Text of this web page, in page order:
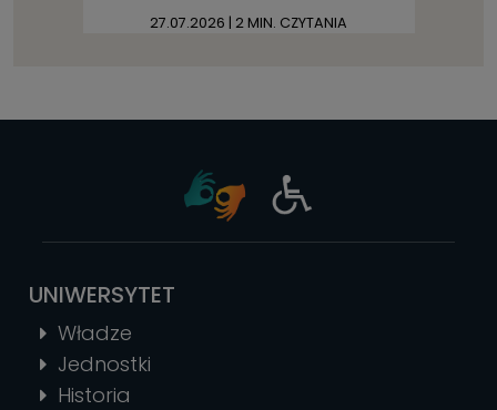
27.07.2026 | 2 MIN. CZYTANIA
UNIWERSYTET
Władze
Jednostki
Historia